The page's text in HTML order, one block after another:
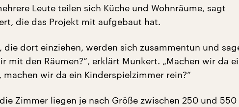
Leute teilen sich Küche und Wohnräume, sagt
die das Projekt mit aufgebaut hat.
die dort einziehen, werden sich zusammentun und
mit den Räumen?“, erklärt Munkert. „Machen wir da
wir da ein Kinderspielzimmer rein?“
Zimmer liegen je nach Größe zwischen 250 und 550